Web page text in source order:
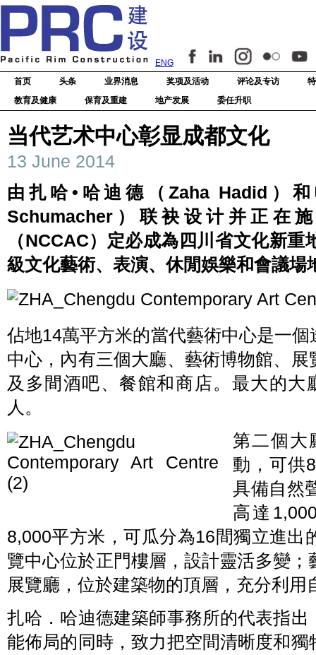
ENG
首页
头条 业界消息 奖项及活动 评论及专访
教育及健康
保育及重建 地产发展 委任升职
当代艺术中心彰显成都文化
13 June 2014
由扎哈•哈迪德（Zaha Hadid）
Schumacher）联袂设计并正在
（NCCAC）定必成為四川省文化新
級文化藝術、表演、休閒娛樂和會議場
佔地14萬平方米的當代藝術中心是一
中心，內有三個大廳、藝術博物館、
及多間酒吧、餐館和商店。最大的大
人。
第二個大
動，可供
具備自然
高達
8,000平方米，可瓜分為16間獨立進出
覽中心位於正門樓層，設計靈活多變
展覽廳，位於建築物的頂層，充分利
扎哈．哈迪德建築師事務所的代表指
能佈局的同時，致力把空間清晰度和